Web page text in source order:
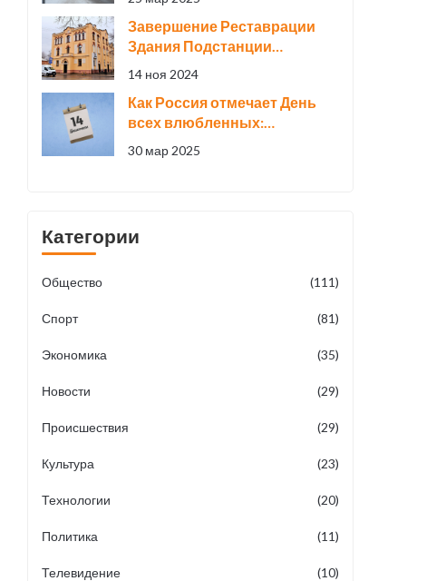
инфляционных угроз
Завершение Реставрации
Здания Подстанции
'Красная Заря' в Санкт-
Возрождение
14 ноя 2024
Как Россия отмечает День
всех влюбленных:
традиции и восприятие
30 мар 2025
Категории
Общество (111)
Спорт (81)
Экономика (35)
Новости (29)
Происшествия (29)
Культура (23)
Технологии (20)
Политика (11)
Телевидение (10)